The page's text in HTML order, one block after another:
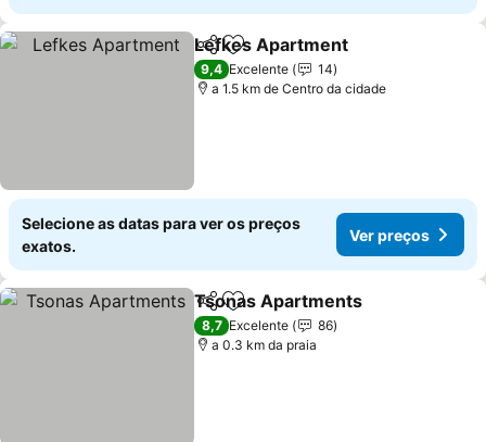
PartilharAdicionar aos favoritos
Lefkes Apartment
9,4 Excelente
14
a 1.5 km de Centro da cidade
Selecione as datas para ver os preços
exatos.
Ver preços
PartilharAdicionar aos favoritos
Tsonas Apartments
8,7 Excelente
86
a 0.3 km da praia